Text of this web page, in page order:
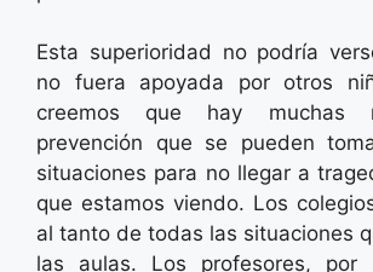
Esta superioridad no podría
no fuera apoyada por otros
creemos que hay muchas
prevención que se pueden
situaciones para no llegar a
que estamos viendo. Los
al tanto de todas las situaciones
las aulas. Los profesores,